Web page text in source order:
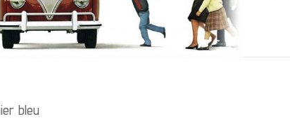
bleu